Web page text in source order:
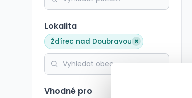
Lokalita
Ždírec nad Doubravou ×
Vhodné pro